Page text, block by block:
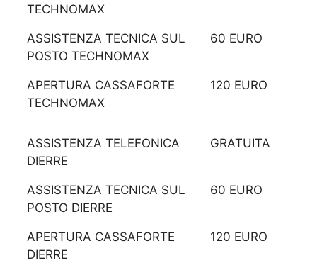
TECHNOMAX
ASSISTENZA TECNICA SUL
POSTO TECHNOMAX
60 EURO
APERTURA CASSAFORTE
TECHNOMAX
120 EURO
ASSISTENZA TELEFONICA
DIERRE
GRATUITA
ASSISTENZA TECNICA SUL
POSTO DIERRE
60 EURO
APERTURA CASSAFORTE
DIERRE
120 EURO